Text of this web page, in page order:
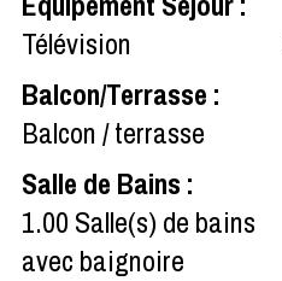
Télévision
Balcon/Terrasse :
Balcon / terrasse
Salle de Bains :
1.00 Salle(s) de bains
avec baignoire